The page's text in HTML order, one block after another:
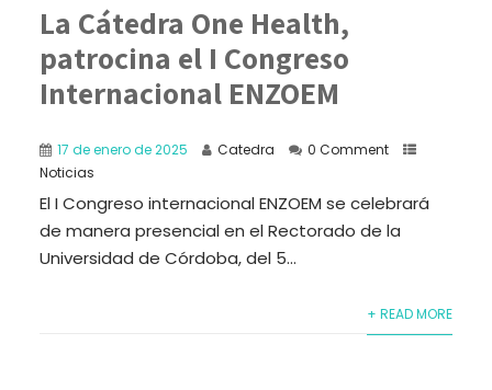
La Cátedra One Health,
patrocina el I Congreso
Internacional ENZOEM
17 de enero de 2025 Catedra
0 Comment
Noticias
El I Congreso internacional ENZOEM se celebrará
de manera presencial en el Rectorado de la
Universidad de Córdoba, del 5...
+ READ MORE